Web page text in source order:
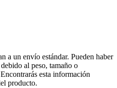
a un envío estándar. Pueden haber
al peso, tamaño o
esta información
producto.